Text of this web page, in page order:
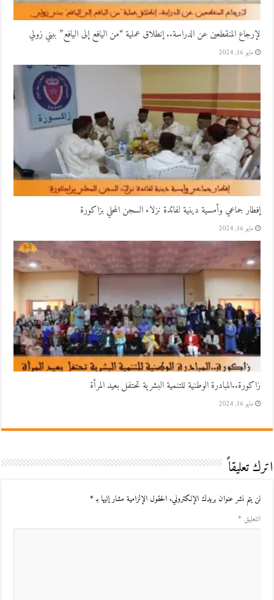
لإرجاع المنقطعين عن الدراسة.. إنطلاق عملية “من اليافع إلى اليافع” ببني زولي
مايو 16, 2024
إفطار جماعي وأمسية دينية لفائدة نزلاء السجن المحلي بزاكورة
مايو 16, 2024
زاكورة..المبادرة الوطنية للتنمية البشرية تحتفل بعيد المرأة
مايو 16, 2024
اترك تعليقاً
لن يتم نشر عنوان بريدك الإلكتروني. الحقول الإلزامية مشار إليها بـ*
التعليق *